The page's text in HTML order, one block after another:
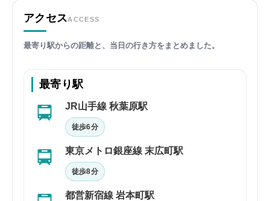
アクセスACCESS
最寄り駅からの距離と、当日の行き方をまとめました。
最寄り駅
JR山手線 秋葉原駅
徒歩6分
東京メトロ銀座線 末広町駅
徒歩8分
都営新宿線 岩本町駅